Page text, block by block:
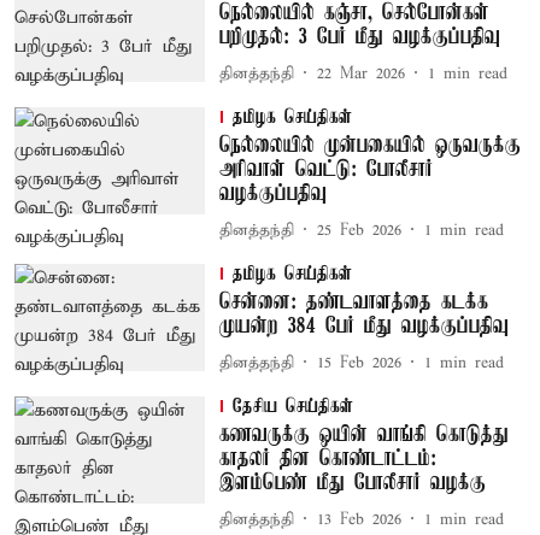
நெல்லையில் கஞ்சா, செல்போன்கள்
பறிமுதல்: 3 பேர் மீது வழக்குப்பதிவு
தினத்தந்தி 22 Mar 2026 1 min read
தமிழக செய்திகள்
நெல்லையில் முன்பகையில் ஒருவருக்கு
அரிவாள் வெட்டு: போலீசார்
வழக்குப்பதிவு
தினத்தந்தி 25 Feb 2026 1 min read
தமிழக செய்திகள்
சென்னை: தண்டவாளத்தை கடக்க
முயன்ற 384 பேர் மீது வழக்குப்பதிவு
தினத்தந்தி 15 Feb 2026 1 min read
தேசிய செய்திகள்
கணவருக்கு ஒயின் வாங்கி கொடுத்து
காதலர் தின கொண்டாட்டம்:
இளம்பெண் மீது போலீசார் வழக்கு
தினத்தந்தி 13 Feb 2026 1 min read